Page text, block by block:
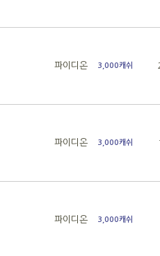
파이디온 3,000캐쉬
파이디온 3,000캐쉬
파이디온 3,000캐쉬